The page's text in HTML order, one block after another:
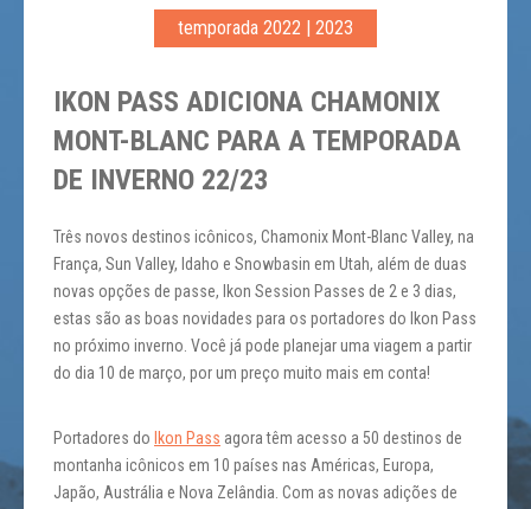
temporada 2022 | 2023
IKON PASS ADICIONA CHAMONIX
MONT-BLANC PARA A TEMPORADA
DE INVERNO 22/23
Três novos destinos icônicos, Chamonix Mont-Blanc Valley, na
França, Sun Valley, Idaho e Snowbasin em Utah, além de duas
novas opções de passe, Ikon Session Passes de 2 e 3 dias,
estas são as boas novidades para os portadores do Ikon Pass
no próximo inverno. Você já pode planejar uma viagem a partir
do dia 10 de março, por um preço muito mais em conta!
Portadores do Ikon Pass agora têm acesso a 50 destinos de
montanha icônicos em 10 países nas Américas, Europa,
Japão, Austrália e Nova Zelândia. Com as novas adições de